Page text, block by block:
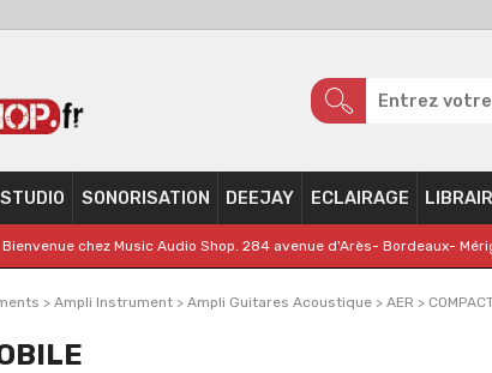
SONORISATION DEEJAY ECLAIRAGE
Bienvenue chez Music Audio Shop. 284 avenue d'Arès- Bordeaux-
> Ampli Instrument > Ampli Guitares Acoustique > AER >